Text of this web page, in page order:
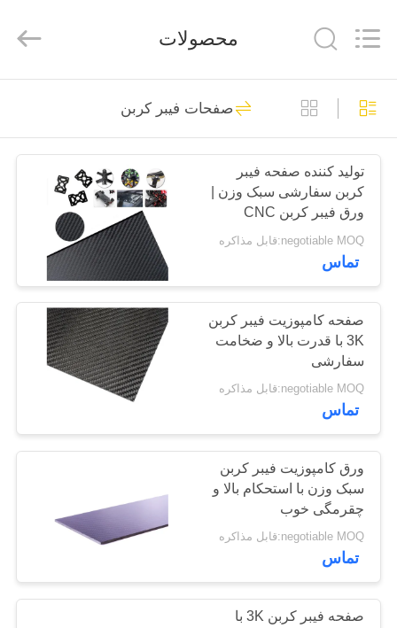
صفحه
اصلی
محصولات
درباره
کارخانه
کنترل
کیفیت
تماس
بگیرید
IMP.&EXP.
CO.,LTD.
فیبر کربن لوله
682
صفحات فیبر کربن
579
قطب تلسکوپی فیبر
کربن
125
محصولات
صفحات فیبر کربن
تولید کننده صفحه فیبر
کربن سفارشی سبک وزن |
ورق فیبر کربن CNC
negotiable MOQ:قابل مذاکره
تماس
صفحه کامپوزیت فیبر کربن
3K با قدرت بالا و ضخامت
سفارشی
negotiable MOQ:قابل مذاکره
تماس
ورق کامپوزیت فیبر کربن
سبک وزن با استحکام بالا و
چقرمگی خوب
negotiable MOQ:قابل مذاکره
تماس
صفحه فیبر کربن 3K با